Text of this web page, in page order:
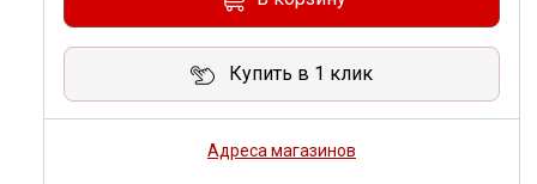
Купить в 1 клик
Адреса магазинов